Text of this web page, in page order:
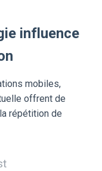
influence
mobiles,
offrent de
répétition de